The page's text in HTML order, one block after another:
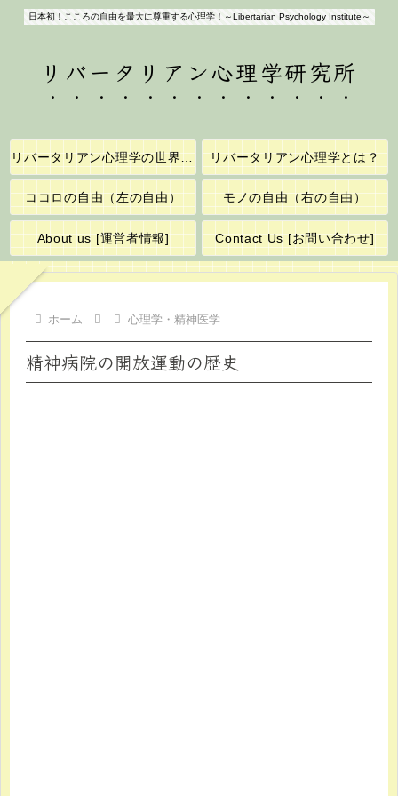
日本初！こころの自由を最大に尊重する心理学！～Libertarian Psychology Institute～
リバータリアン心理学研究所
リバータリアン心理学の世界へようこそ！ リバータリアン心理学とは？
ココロの自由（左の自由） モノの自由（右の自由）
About us [運営者情報] Contact Us [お問い合わせ]
ホーム 心理学・精神医学
精神病院の開放運動の歴史